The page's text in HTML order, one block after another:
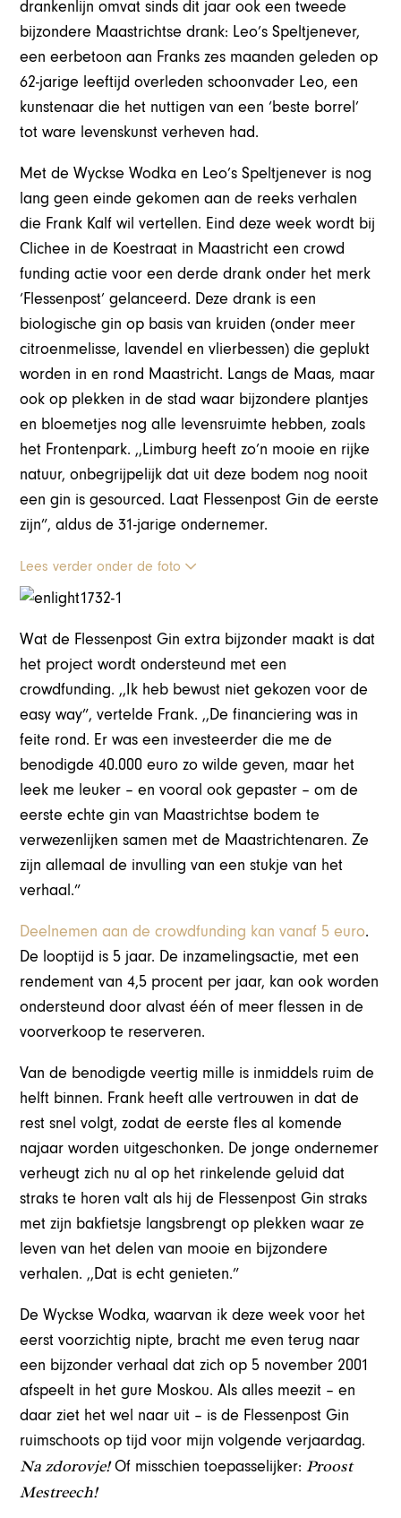
drankenlijn omvat sinds dit jaar ook een tweede
bijzondere Maastrichtse drank: Leo’s Speltjenever,
een eerbetoon aan Franks zes maanden geleden op
62-jarige leeftijd overleden schoonvader Leo, een
kunstenaar die het nuttigen van een ‘beste borrel’
tot ware levenskunst verheven had.
Met de Wyckse Wodka en Leo’s Speltjenever is nog
lang geen einde gekomen aan de reeks verhalen
die Frank Kalf wil vertellen. Eind deze week wordt bij
Clichee in de Koestraat in Maastricht een crowd
funding actie voor een derde drank onder het merk
‘Flessenpost’ gelanceerd. Deze drank is een
biologische gin op basis van kruiden (onder meer
citroenmelisse, lavendel en vlierbessen) die geplukt
worden in en rond Maastricht. Langs de Maas, maar
ook op plekken in de stad waar bijzondere plantjes
en bloemetjes nog alle levensruimte hebben, zoals
het Frontenpark. ,,Limburg heeft zo’n mooie en rijke
natuur, onbegrijpelijk dat uit deze bodem nog nooit
een gin is gesourced. Laat Flessenpost Gin de eerste
zijn”, aldus de 31-jarige ondernemer.
Lees verder onder de foto
Wat de Flessenpost Gin extra bijzonder maakt is dat
het project wordt ondersteund met een
crowdfunding. ,,Ik heb bewust niet gekozen voor de
easy way”, vertelde Frank. ,,De financiering was in
feite rond. Er was een investeerder die me de
benodigde 40.000 euro zo wilde geven, maar het
leek me leuker – en vooral ook gepaster – om de
eerste echte gin van Maastrichtse bodem te
verwezenlijken samen met de Maastrichtenaren. Ze
zijn allemaal de invulling van een stukje van het
verhaal.”
Deelnemen aan de crowdfunding kan vanaf 5 euro.
De looptijd is 5 jaar. De inzamelingsactie, met een
rendement van 4,5 procent per jaar, kan ook worden
ondersteund door alvast één of meer flessen in de
voorverkoop te reserveren.
Van de benodigde veertig mille is inmiddels ruim de
helft binnen. Frank heeft alle vertrouwen in dat de
rest snel volgt, zodat de eerste fles al komende
najaar worden uitgeschonken. De jonge ondernemer
verheugt zich nu al op het rinkelende geluid dat
straks te horen valt als hij de Flessenpost Gin straks
met zijn bakfietsje langsbrengt op plekken waar ze
leven van het delen van mooie en bijzondere
verhalen. ,,Dat is echt genieten.”
De Wyckse Wodka, waarvan ik deze week voor het
eerst voorzichtig nipte, bracht me even terug naar
een bijzonder verhaal dat zich op 5 november 2001
afspeelt in het gure Moskou. Als alles meezit – en
daar ziet het wel naar uit – is de Flessenpost Gin
ruimschoots op tijd voor mijn volgende verjaardag.
Na zdorovje!Of misschien toepasselijker:Proost
Mestreech!